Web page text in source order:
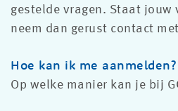
gestelde vragen. Staat jouw
neem dan gerust contact
Hoe kan ik me aanmelden?
Op welke manier kan je bij